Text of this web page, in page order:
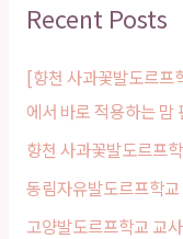
c
f
o
r
:
Recent Posts
[향천 사과꽃발도르프
에서 바로 적용하는 맘
향천 사과꽃발도르프
동림자유발도르프학교
고양발도르프학교 교